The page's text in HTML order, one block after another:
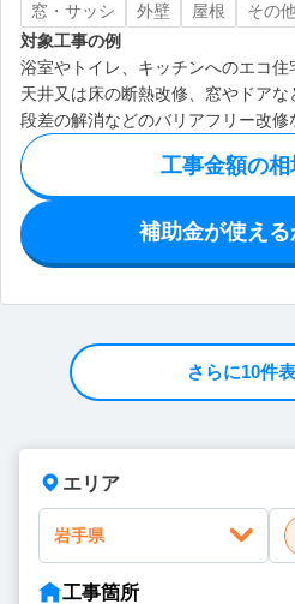
窓・サッシ
外壁 屋根
その
対象工事の例
浴室やトイレ、キッチンへのエコ住
天井又は床の断熱改修、窓やドアな
段差の解消などのバリアフリー改修
工事金額の
補助金が使え
さらに10件
エリア
岩手県
工事箇所